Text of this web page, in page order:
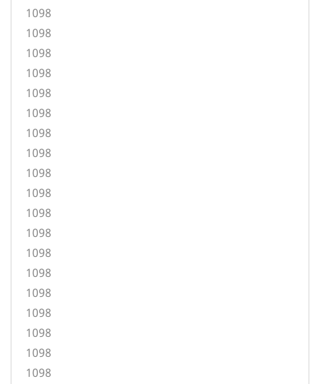
1098
1098
1098
1098
1098
1098
1098
1098
1098
1098
1098
1098
1098
1098
1098
1098
1098
1098
1098